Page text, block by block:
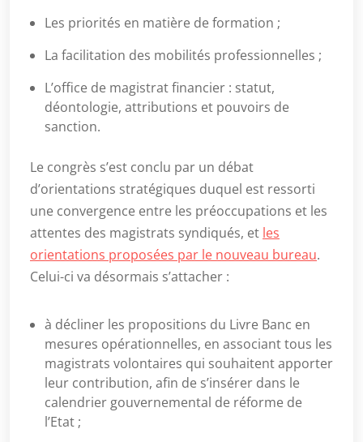
Les priorités en matière de formation ;
La facilitation des mobilités professionnelles ;
L’office de magistrat financier : statut,
déontologie, attributions et pouvoirs de
sanction.
Le congrès s’est conclu par un débat
d’orientations stratégiques duquel est ressorti
une convergence entre les préoccupations et les
attentes des magistrats syndiqués, et les
orientations proposées par le nouveau bureau.
Celui-ci va désormais s’attacher :
à décliner les propositions du Livre Banc en
mesures opérationnelles, en associant tous les
magistrats volontaires qui souhaitent apporter
leur contribution, afin de s’insérer dans le
calendrier gouvernemental de réforme de
l’Etat ;